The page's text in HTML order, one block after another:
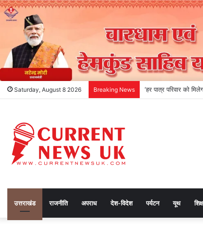
Saturday, August 8 2026 Breaking News ‘हर पात्र परिवार को
उत्तराखंड राजनीति अपराध देश-विदेश पर्यटन यूथ